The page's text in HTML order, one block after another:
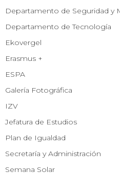
Departamento de Seguridad y
Departamento de Tecnología
Ekovergel
Erasmus +
ESPA
Galería Fotográfica
IZV
Jefatura de Estudios
Plan de Igualdad
Secretaría y Administración
Semana Solar